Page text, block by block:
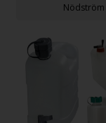
Nödström